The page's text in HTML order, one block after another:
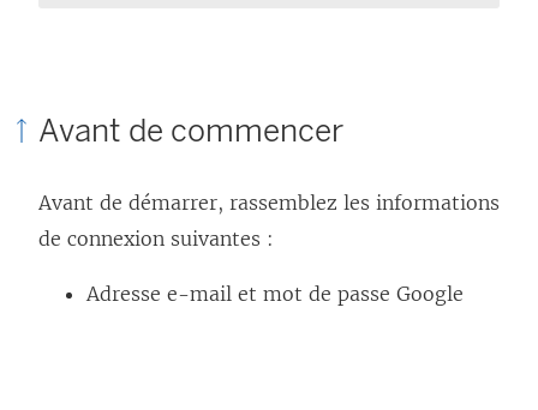
Avant de commencer
Avant de démarrer, rassemblez les informations
de connexion suivantes :
Adresse e-mail et mot de passe Google